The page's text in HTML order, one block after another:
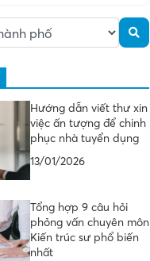
Hướng dẫn viết thư xin
việc ấn tượng để chinh
phục nhà tuyển dụng
13/01/2026
Tổng hợp 9 câu hỏi
phỏng vấn chuyên môn
Kiến trúc sư phổ biến
nhất